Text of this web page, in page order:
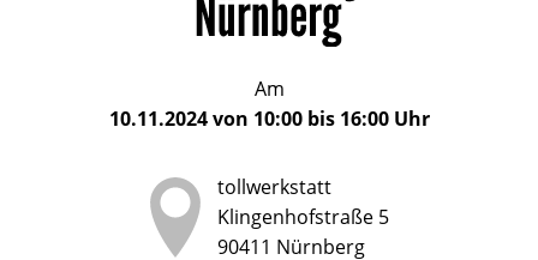
und
Jugendliche
Alter
bis
17
Am
10.11.2024von 10:00bis 16:00Uhr
tollwerkstatt
Klingenhofstraße 5
90411 Nürnberg